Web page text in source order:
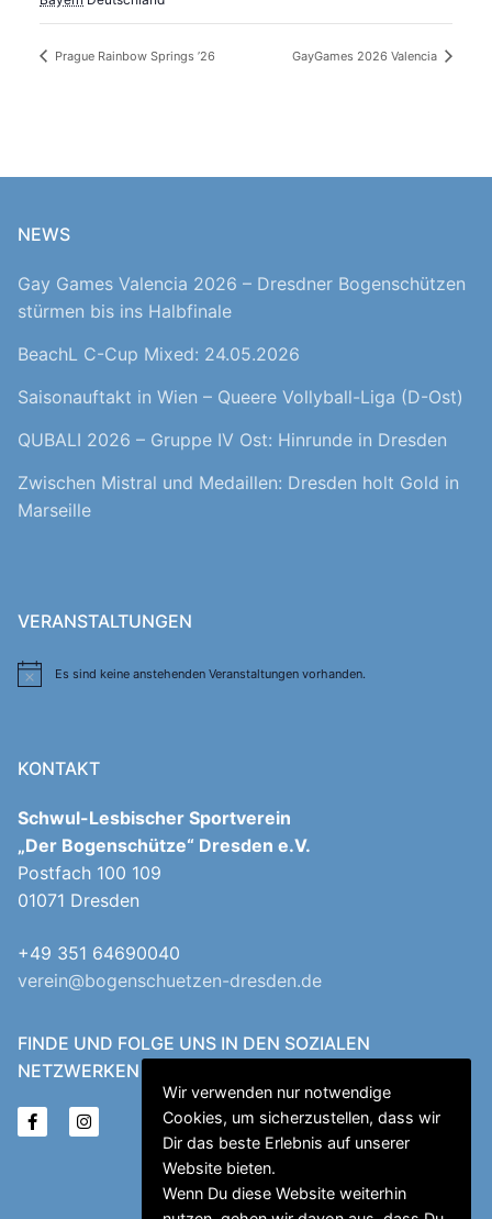
Prague Rainbow Springs ’26 GayGames 2026 Valencia
NEWS
Gay Games Valencia 2026 – Dresdner Bogenschützen
stürmen bis ins Halbfinale
BeachL C-Cup Mixed: 24.05.2026
Saisonauftakt in Wien – Queere Vollyball-Liga (D-Ost)
QUBALI 2026 – Gruppe IV Ost: Hinrunde in Dresden
Zwischen Mistral und Medaillen: Dresden holt Gold in
Marseille
VERANSTALTUNGEN
HinweisEs sind keine anstehenden Veranstaltungen vorhanden.
KONTAKT
Schwul-Lesbischer Sportverein
„Der Bogenschütze“ Dresden e.V.
Postfach 100 109
01071 Dresden
+49 351 64690040
verein@bogenschuetzen-dresden.de
FINDE UND FOLGE UNS IN DEN SOZIALEN
NETZWERKEN
Wir verwenden nur notwendige
Cookies, um sicherzustellen, dass wir
Dir das beste Erlebnis auf unserer
Website bieten.
Wenn Du diese Website weiterhin